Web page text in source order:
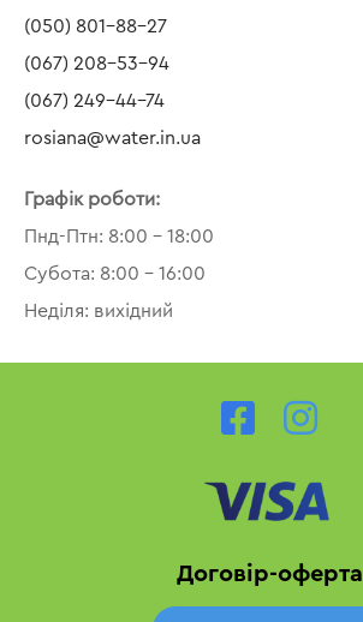
(050) 801-88-27
(067) 208-53-94
(067) 249-44-74
rosiana@water.in.ua
Графік роботи:
Пнд-Птн: 8:00 – 18:00
Субота: 8:00 – 16:00
Неділя: вихідний
Договір-оферта